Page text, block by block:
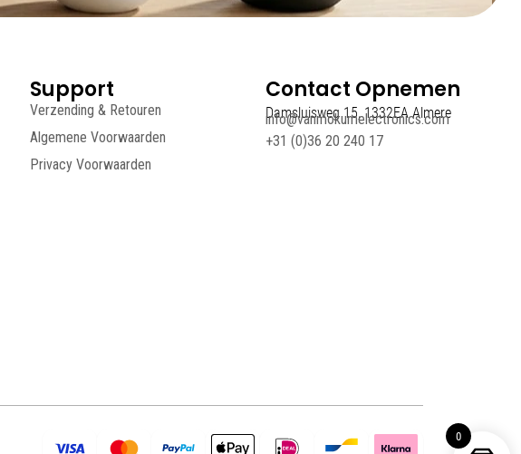
0
Support
Verzending & Retouren
Algemene Voorwaarden
Privacy Voorwaarden
Contact Opnemen
Damsluisweg 15, 1332EA Almere
info@vanmokumelectronics.com
+31 (0)36 20 240 17